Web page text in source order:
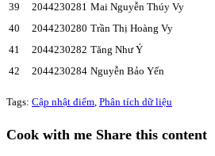
39
2044230281 Mai Nguyễn Thúy Vy
40
2044230280 Trần Thị Hoàng Vy
41
2044230282 Tăng Như Ý
42
2044230284 Nguyễn Bảo Yến
Tags: Cập nhật điểm, Phân tích dữ liệu
Cook with me Share this content